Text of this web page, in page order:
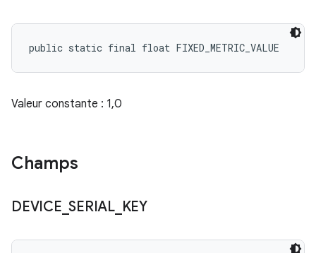
public static final float FIXED_METRIC_VALUE
Valeur constante : 1,0
Champs
DEVICE _SERIAL_ KEY